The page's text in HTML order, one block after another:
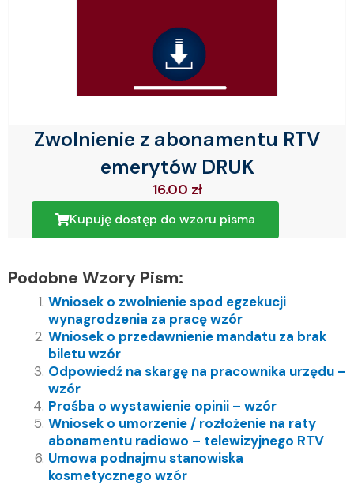
Zwolnienie z abonamentu RTV
emerytów DRUK
16.00 zł
Kupuję dostęp do wzoru pisma
Podobne Wzory Pism:
Wniosek o zwolnienie spod egzekucji
wynagrodzenia za pracę wzór
Wniosek o przedawnienie mandatu za brak
biletu wzór
Odpowiedź na skargę na pracownika urzędu –
wzór
Prośba o wystawienie opinii – wzór
Wniosek o umorzenie / rozłożenie na raty
abonamentu radiowo – telewizyjnego RTV
Umowa podnajmu stanowiska
kosmetycznego wzór